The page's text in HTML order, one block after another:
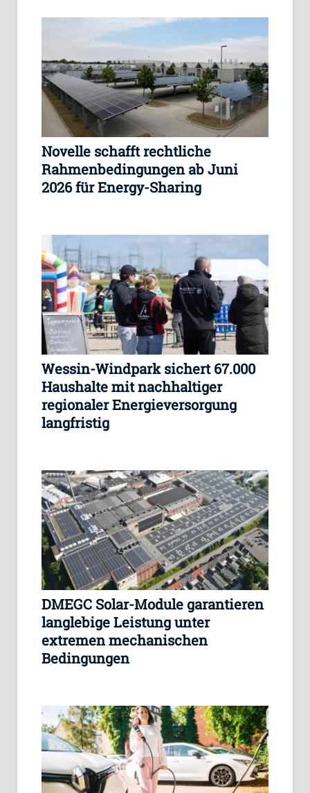
Novelle schafft rechtliche
Rahmenbedingungen ab Juni
2026 für Energy-Sharing
Wessin-Windpark sichert 67.000
Haushalte mit nachhaltiger
regionaler Energieversorgung
langfristig
DMEGC Solar-Module garantieren
langlebige Leistung unter
extremen mechanischen
Bedingungen